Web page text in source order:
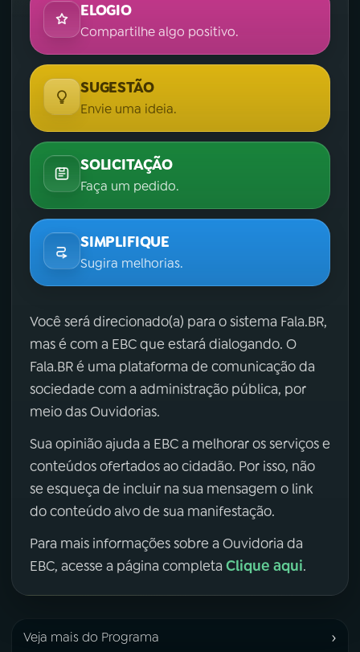
ELOGIO
Compartilhe algo positivo.
SUGESTÃO
Envie uma ideia.
SOLICITAÇÃO
Faça um pedido.
SIMPLIFIQUE
Sugira melhorias.
Você será direcionado(a) para o sistema Fala.BR,
mas é com a EBC que estará dialogando. O
Fala.BR é uma plataforma de comunicação da
sociedade com a administração pública, por
meio das Ouvidorias.
Sua opinião ajuda a EBC a melhorar os serviços e
conteúdos ofertados ao cidadão. Por isso, não
se esqueça de incluir na sua mensagem o link
do conteúdo alvo de sua manifestação.
Para mais informações sobre a Ouvidoria da
EBC, acesse a página completa Clique aqui.
Veja mais do Programa ›